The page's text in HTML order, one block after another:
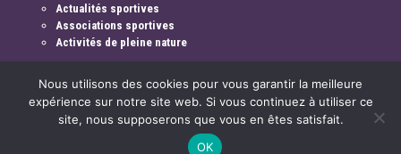
Actualités sportives
Associations sportives
Activités de pleine nature
Mentions légales & crédits
Nous utilisons des cookies pour vous garantir la meilleure
expérience sur notre site web. Si vous continuez à utiliser ce
site, nous supposerons que vous en êtes satisfait.
OK